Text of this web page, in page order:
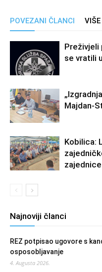
POVEZANI ČLANCI
Preživjeli
se vratili
Majdan-
Kobilica:
zajednice
Najnoviji članci
REZ potpisao ugovore s
osposobljavanje
4. Augusta 2026.